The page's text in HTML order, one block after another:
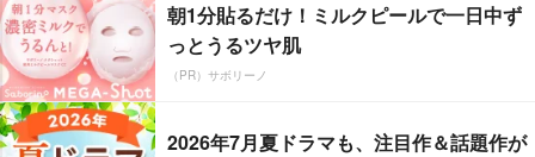
朝1分貼るだけ！ミルクピールで一日中ず
っとうるツヤ肌
（PR）サボリーノ
2026年7月夏ドラマも、注目作＆話題作が